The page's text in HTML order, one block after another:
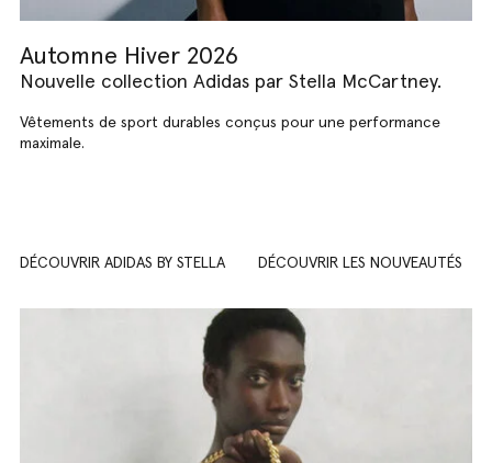
Automne Hiver 2026
Nouvelle collection Adidas par Stella McCartney.
Vêtements de sport durables conçus pour une performance
maximale.
DÉCOUVRIR ADIDAS BY STELLA DÉCOUVRIR LES NOUVEAUTÉS